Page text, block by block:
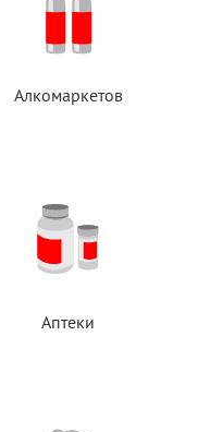
Алкомаркетов
Аптеки